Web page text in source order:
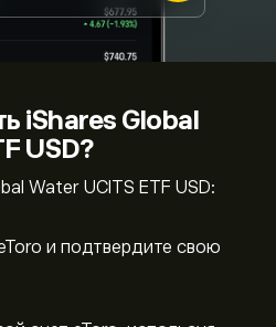
iShares Global
USD?
Water UCITS ETF USD:
и подтвердите свою